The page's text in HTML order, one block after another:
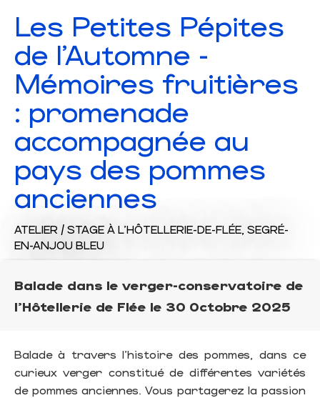
Les Petites Pépites
de l'Automne -
Mémoires fruitières
: promenade
accompagnée au
pays des pommes
anciennes
ATELIER / STAGE À L'HÔTELLERIE-DE-FLÉE, SEGRÉ-
EN-ANJOU BLEU
Balade dans le verger-conservatoire de
l’Hôtellerie de Flée le 30 Octobre 2025
Balade à travers l’histoire des pommes, dans ce
curieux verger constitué de différentes variétés
de pommes anciennes. Vous partagerez la passion